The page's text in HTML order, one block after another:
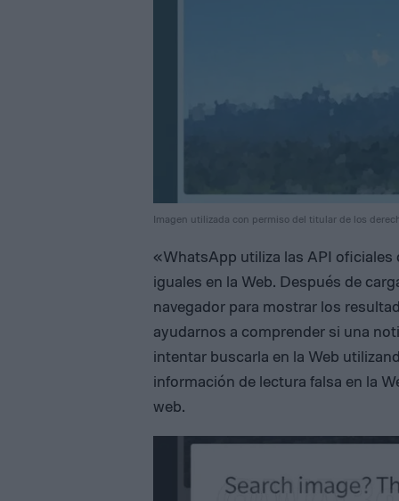
Imagen utilizada con permiso del titular de los
«WhatsApp utiliza las API oficiales
iguales en la Web. Después de
navegador para mostrar los
ayudarnos a comprender si una
intentar buscarla en la Web
información de lectura falsa en la
web.